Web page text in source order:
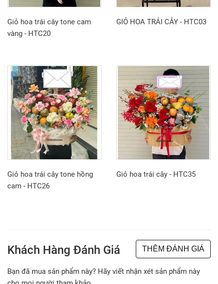
Giỏ hoa trái cây tone cam
vàng - HTC20
GIỎ HOA TRÁI CÂY - HTC03
Giỏ hoa trái cây tone hồng
cam - HTC26
Giỏ hoa trái cây - HTC35
Khách Hàng Đánh Giá THÊM ĐÁNH GIÁ
Bạn đã mua sản phẩm này? Hãy viết nhận xét sản phẩm này